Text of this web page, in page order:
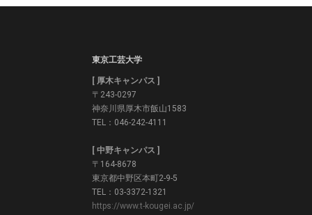
東京工芸大学
[ 厚木キャンパス ]
〒243-0297
神奈川県厚木市飯山1583
TEL：046-242-4111
[ 中野キャンパス ]
〒164-8678
東京都中野区本町2-9-5
TEL：03-3372-1321
https://www.t-kougei.ac.jp/